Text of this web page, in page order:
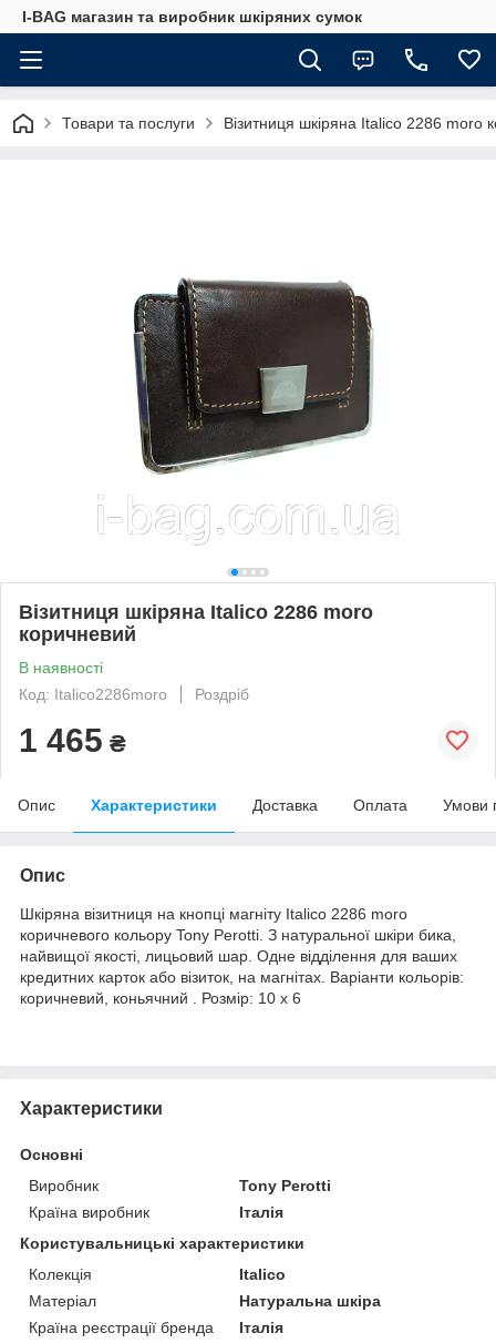
I-BAG магазин та виробник шкіряних сумок
Товари та послуги Візитниця шкіряна Italico 2286 moro
Візитниця шкіряна Italico 2286 moro
коричневий
В наявності
Код: Italico2286moro
Роздріб
1 465 ₴
Опис Характеристики Доставка Оплата Умови
Опис
Шкіряна візитниця на кнопці магніту Italico 2286 moro
коричневого кольору Tony Perotti. З натуральної шкіри бика,
найвищої якості, лицьовий шар. Одне відділення для ваших
кредитних карток або візиток, на магнітах. Варіанти кольорів:
коричневий, коньячний . Розмір: 10 х 6
Характеристики
Основні
Виробник
Tony Perotti
Країна виробник
Італія
Користувальницькі характеристики
Колекція
Italico
Матеріал
Натуральна шкіра
Країна реєстрації бренда
Італія